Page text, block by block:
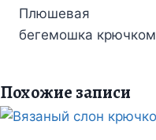
по
записям
Плюшевая
бегемошка крючком
Похожие записи